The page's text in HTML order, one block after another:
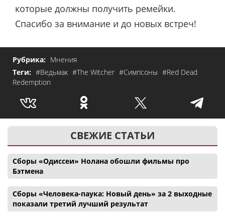
которые должны получить ремейки.
Спасибо за внимание и до новых встреч!
Рубрика: Мнения
Теги: #Ведьмак #The Witcher #Симпсоны #Red Dead
Redemption
СВЕЖИЕ СТАТЬИ
Сборы «Одиссеи» Нолана обошли фильмы про
Бэтмена
Сборы «Человека-паука: Новый день» за 2 выходные
показали третий лучший результат